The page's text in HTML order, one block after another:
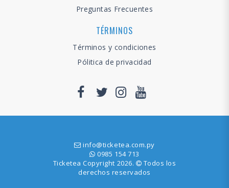
Preguntas Frecuentes
TÉRMINOS
Términos y condiciones
Pólitica de privacidad
info@ticketea.com.py
0985 154 713
Ticketea Copyright 2026.
Todos los
derechos reservados